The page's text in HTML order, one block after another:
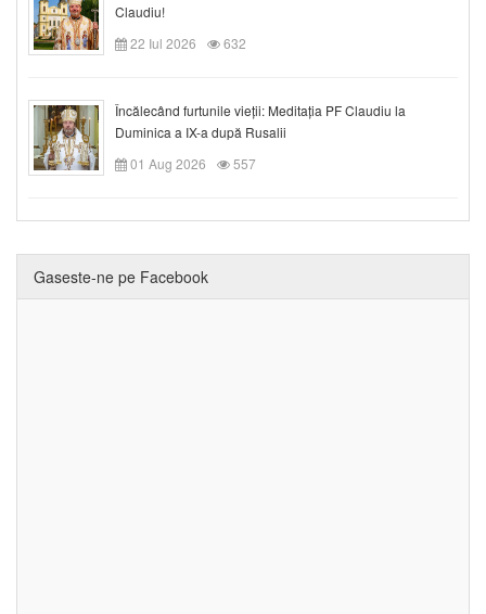
Claudiu!
22 Iul 2026
632
Încălecând furtunile vieții: Meditația PF Claudiu la
Duminica a IX-a după Rusalii
01 Aug 2026
557
Gaseste-ne pe Facebook